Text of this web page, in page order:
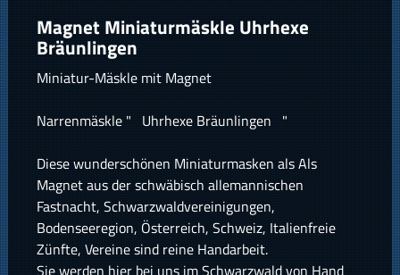
Magnet Miniaturmäskle Uhrhexe
Bräunlingen
Miniatur-Mäskle mit Magnet
Narrenmäskle " Uhrhexe Bräunlingen "
Diese wunderschönen Miniaturmasken als Als
Magnet aus der schwäbisch allemannischen
Fastnacht, Schwarzwaldvereinigungen,
Bodenseeregion, Österreich, Schweiz, Italienfreie
Zünfte, Vereine sind reine Handarbeit.